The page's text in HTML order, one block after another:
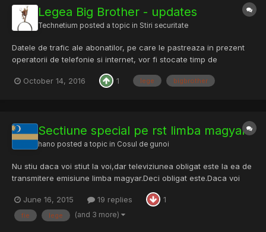
Legea Big Brother - updates
Technetium posted a topic in Stiri securitate
Datele de trafic ale abonatilor, pe care le pastreaza in prezent
operatorii de telefonie si internet, vor fi stocate timp de
Monitorul Oficial. In acelasi timp, regulile noi prevad ca aceste
October 14, 2016 1 lege bigbrother
Sectiune special pe rst limba magyar
hano posted a topic in Cosul de gunoi
Nu stiu daca voi stiut la voi,dar televiziunea obligat este la ea de
transmitere emisiune limba magyar.Deci obligat este.Daca voi
moderni si europeani voi facut la rstforums sectiune limba
magyar.Eu promit la traducere si postat si ajutat la tot pentru
vazut limba mea dulce aici.E obligat prin lege...
June 16, 2015 19 replies 1
fie lege (and 3 more)